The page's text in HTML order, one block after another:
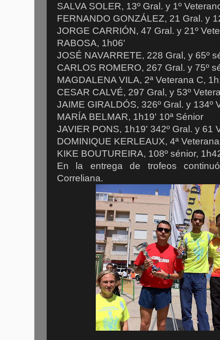
SALVA SOLER, 13º Gral. y 1º
FERNANDO GONZÁLEZ, 21 Gral. y
JORGE CARRIÓN, 47 Gral. y 21º
RABOSA, 1h06'
JOSÉ NAVARRETE, 228 Gral, y 65º
CARLOS ROMERO, 267 Gral. y 75º
MAGDALENA VILA, 2ª Veterana C,
CESAR CALVÉ, 297 Gral, y 53º
JAIME GIRALDÓS, 326º Gral. y 134º
MARÍA BELMAR, 1h19' 10ª Sénior
JAVIER PONS, 1h19' 342º Gral. y 61
DOMINIQUE KERLEAUX, 4ª
KIKE BOUTUREIRA, 108º sénior,
En la entrega de trofeos
Correliana.